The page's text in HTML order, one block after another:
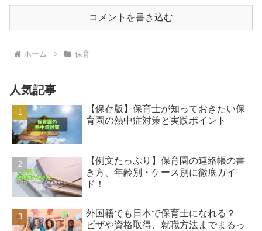
コメントを書き込む
ホーム 保育
人気記事
【保存版】保育士が知っておきたい保
育園の熱中症対策と実践ポイント
【例文たっぷり】保育園の連絡帳の書
き方、年齢別・ケース別に徹底ガイ
ド！
外国籍でも日本で保育士になれる？
ビザや資格取得、就職方法までまるっ